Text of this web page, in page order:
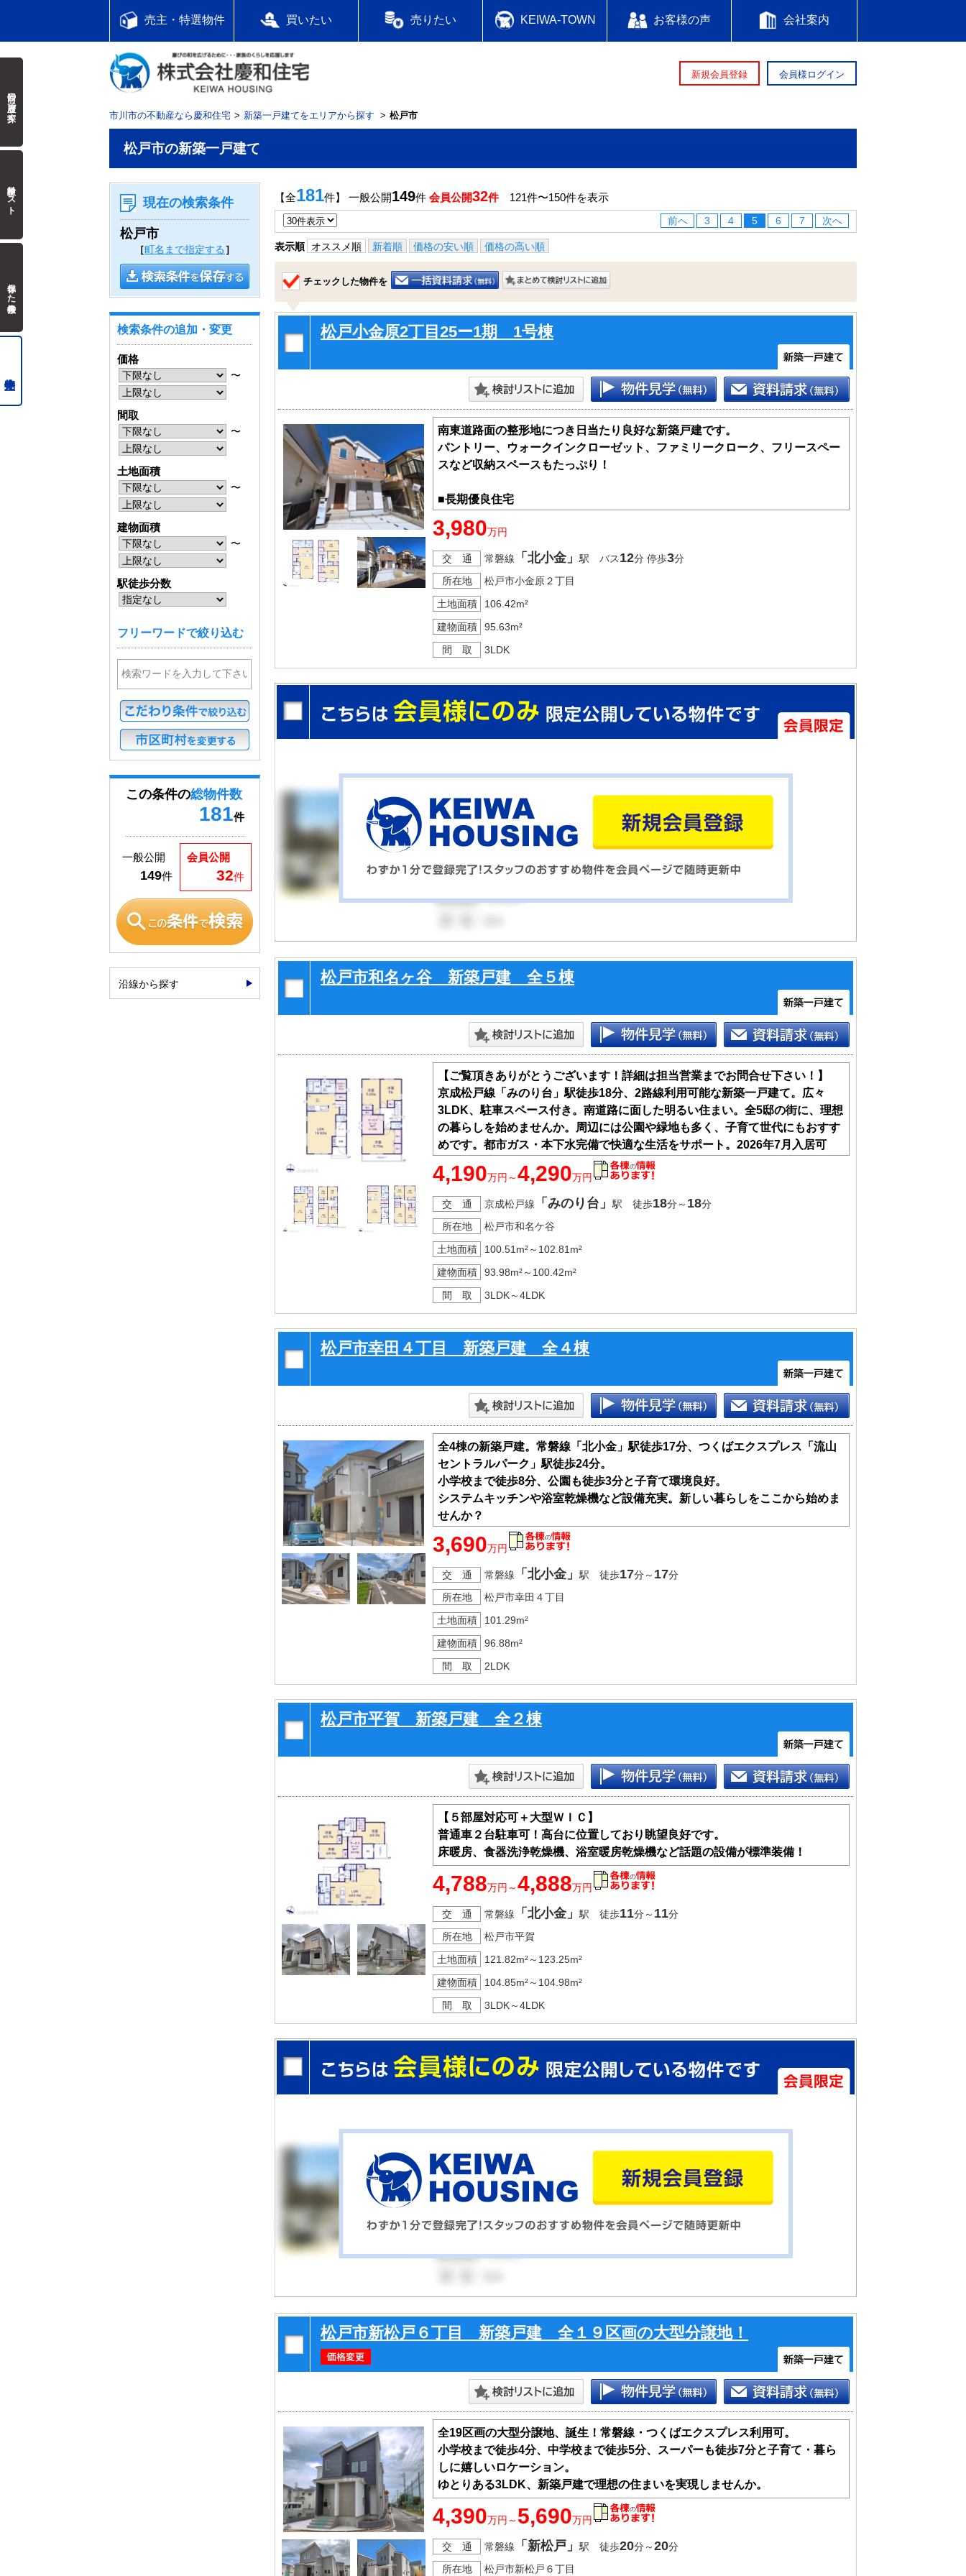
売主・特選物件 買いたい 売りたい KEIWA-TOWN お客様の声 会社案内
新規会員登録 会員様ログイン
市川市の不動産なら慶和住宅 新築一戸建てをエリアから探す 松戸市
松戸市の新築一戸建て
【全181件】 一般公開149件 会員公開32件121件〜150件を表示
前へ 3 4 5 6 7 次へ
表示順 オススメ順 新着順 価格の安い順 価格の高い順
チェックした物件を
松戸小金原2丁目25ー1期 1号棟
南東道路面の整形地につき日当たり良好な新築戸建です。
パントリー、ウォークインクローゼット、ファミリークローク、フリースペー
スなど収納スペースもたっぷり！
■長期優良住宅
■フラット３５Ｓ金利Ａタイプ
■不在時にも荷物を受け取れる「宅配ボックス」付き
■並列２台駐車可能なゆとりのカースペース
3,980万円
交 通 常磐線 「北小金」 駅 バス12分 停歩3分
所在地
松戸市小金原２丁目
土地面積
106.42m²
建物面積
95.63m²
間 取
3LDK
松戸市和名ヶ谷 新築戸建 全５棟
【ご覧頂きありがとうございます！詳細は担当営業までお問合せ下さい！】
京成松戸線「みのり台」駅徒歩18分、2路線利用可能な新築一戸建て。広々
3LDK、駐車スペース付き。南道路に面した明るい住まい。全5邸の街に、理想
の暮らしを始めませんか。周辺には公園や緑地も多く、子育て世代にもおすす
めです。都市ガス・本下水完備で快適な生活をサポート。2026年7月入居可
能。現地建築中につき、お気軽にお問い合わせください
建物は住宅性能表示制度の６項目で最も高い等級を取得した安心住宅（性能評
価書付き）。
木造軸組み工法の設計自由度と構造用合板パネル工法の耐震性の高さを併せ持
った工法により「地震に強い家」を実現しました！
4,190万円～4,290万円
交 通 京成松戸線 「みのり台」 駅 徒歩18分～ 18分
所在地
松戸市和名ケ谷
土地面積
100.51m²～102.81m²
建物面積
93.98m²～100.42m²
間 取
3LDK～4LDK
松戸市幸田４丁目 新築戸建 全４棟
全4棟の新築戸建。常磐線「北小金」駅徒歩17分、つくばエクスプレス「流山
セントラルパーク」駅徒歩24分。
小学校まで徒歩8分、公園も徒歩3分と子育て環境良好。
システムキッチンや浴室乾燥機など設備充実。新しい暮らしをここから始めま
せんか？
・長期優良住宅
・住宅性能表示制度6項目最高等級取得
・フラット35対応可能
・カースペース2台可（車種による）
・前面道路幅約16m、車の出し入れもスムーズ
3,690万円
交 通 常磐線 「北小金」 駅 徒歩17分～ 17分
所在地
松戸市幸田４丁目
土地面積
101.29m²
建物面積
96.88m²
間 取
2LDK
松戸市平賀 新築戸建 全２棟
【５部屋対応可＋大型ＷＩＣ】
普通車２台駐車可！高台に位置しており眺望良好です。
床暖房、食器洗浄乾燥機、浴室暖房乾燥機など話題の設備が標準装備！
4,788万円～4,888万円
交 通 常磐線 「北小金」 駅 徒歩11分～ 11分
所在地
松戸市平賀
土地面積
121.82m²～123.25m²
建物面積
104.85m²～104.98m²
間 取
3LDK～4LDK
松戸市新松戸６丁目 新築戸建 全１９区画の大型分譲地！
全19区画の大型分譲地、誕生！常磐線・つくばエクスプレス利用可。
小学校まで徒歩4分、中学校まで徒歩5分、スーパーも徒歩7分と子育て・暮ら
しに嬉しいロケーション。
ゆとりある3LDK、新築戸建で理想の住まいを実現しませんか。
4,390万円～ 5,690万円
交 通 常磐線 「新松戸」 駅 徒歩20分～20分
所在地
松戸市新松戸６丁目
現在の検索条件
松戸市
［町名まで指定する ］
検索条件の追加・変更
価格
〜
間取
〜
土地面積
〜
建物面積
〜
駅徒歩分数
フリーワードで絞り込む
この条件の総物件数
181件
会員公開
32件
一般公開
149件
沿線から探す
前回の履歴で探す
検討中リスト
保存した検索条件